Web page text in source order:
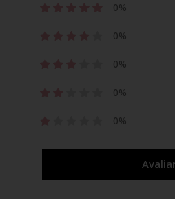
0%
0%
0%
0%
0%